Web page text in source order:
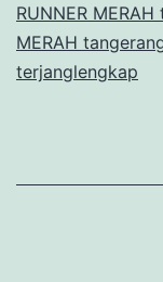
RUNNER MERAH
MERAH
terjanglengkap